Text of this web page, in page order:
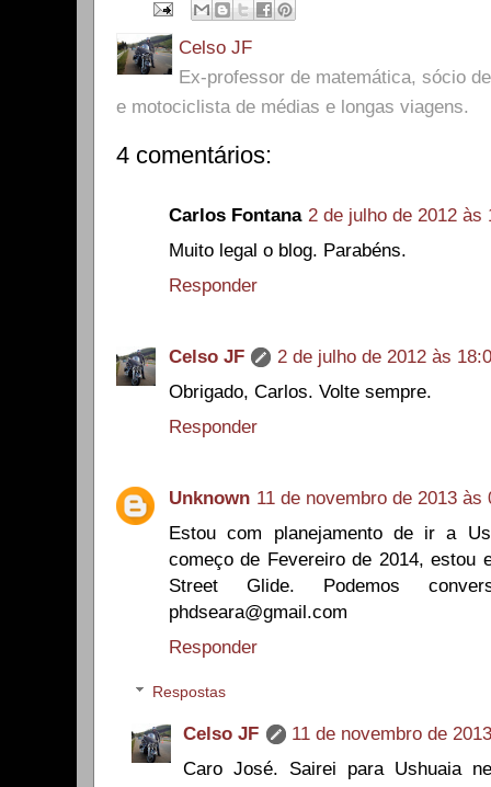
Celso JF
Ex-professor de matemática, sócio
e motociclista de médias e longas viagens.
4 comentários:
Carlos Fontana 2 de julho de 2012 às
Muito legal o blog. Parabéns.
Responder
Celso JF
2 de julho de 2012 às
Obrigado, Carlos. Volte sempre.
Responder
Unknown 11 de novembro de 2013 às
Estou com planejamento de ir a
começo de Fevereiro de 2014, estou
Street Glide. Podemos
phdseara@gmail.com
Responder
Respostas
Celso JF
11 de novembro de
Caro José. Sairei para Ushuaia